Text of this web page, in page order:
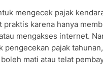
mengecek pajak
praktis karena hanya
mengakses internet.
pengecekan pajak
mati atau telat